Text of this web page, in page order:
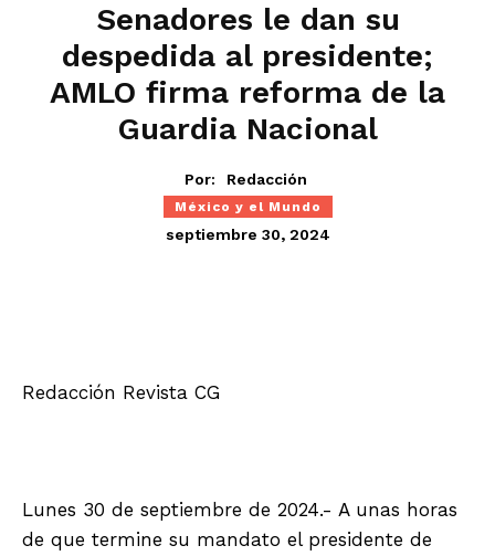
Senadores le dan su
despedida al presidente;
AMLO firma reforma de la
Guardia Nacional
Por: Redacción
México y el Mundo
septiembre 30, 2024
Redacción Revista CG
Lunes 30 de septiembre de 2024.- A unas horas
de que termine su mandato el presidente de